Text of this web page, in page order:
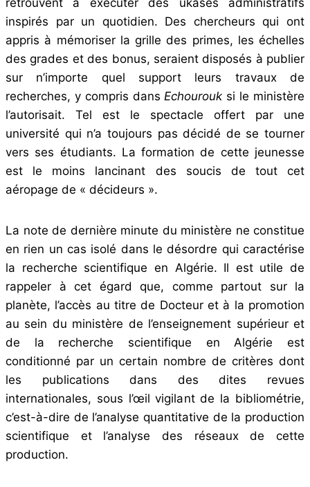
inspirés par un quotidien. Des chercheurs qui ont
appris à mémoriser la grille des primes, les échelles
des grades et des bonus, seraient disposés à publier
sur n’importe quel support leurs travaux de
recherches, y compris dans Echourouk si le ministère
l’autorisait. Tel est le spectacle offert par une
université qui n’a toujours pas décidé de se tourner
vers ses étudiants. La formation de cette jeunesse
est le moins lancinant des soucis de tout cet
aéropage de « décideurs ».
La note de dernière minute du ministère ne constitue
en rien un cas isolé dans le désordre qui caractérise
la recherche scientifique en Algérie. Il est utile de
rappeler à cet égard que, comme partout sur la
planète, l’accès au titre de Docteur et à la promotion
au sein du ministère de l’enseignement supérieur et
de la recherche scientifique en Algérie est
conditionné par un certain nombre de critères dont
les publications dans des dites revues
internationales, sous l’œil vigilant de la bibliométrie,
c’est-à-dire de l’analyse quantitative de la production
scientifique et l’analyse des réseaux de cette
production.